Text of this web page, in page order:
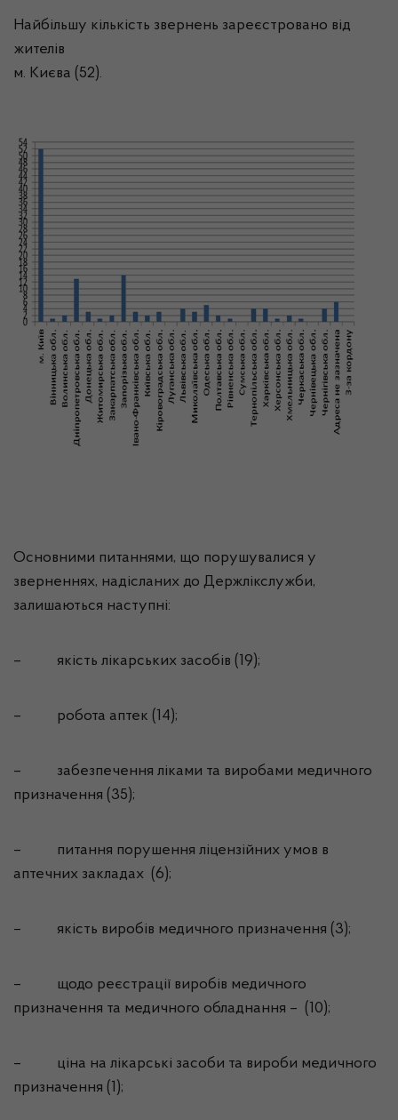
Найбільшу кількість звернень зареєстровано від
жителів
м. Києва (52).
Основними питаннями, що порушувалися у
зверненнях, надісланих до Держлікслужби,
залишаються наступні:
– якість лікарських засобів (19);
– робота аптек (14);
– забезпечення ліками та виробами медичного
призначення (35);
– питання порушення ліцензійних умов в
аптечних закладах (6);
– якість виробів медичного призначення (3);
– щодо реєстрації виробів медичного
призначення та медичного обладнання – (10);
– ціна на лікарські засоби та вироби медичного
призначення (1);